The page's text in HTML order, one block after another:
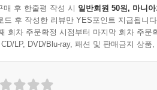
매 후 한줄평 작성 시 일반회원 50원, 마니
드 후 작성한 리뷰만 YES포인트 지급됩니
회차 주문확정 시점부터 마지막 회차 주
LP, DVD/Blu-ray, 패션 및 판매금지 상품